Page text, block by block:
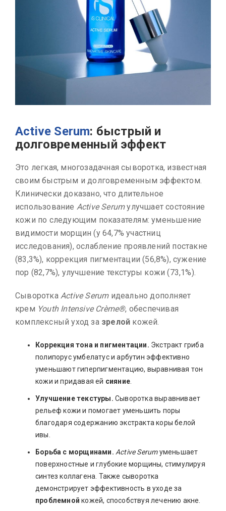
Active Serum: быстрый и
долговременный эффект
Это легкая, многозадачная сыворотка, известная
своим быстрым и долговременным эффектом.
Клинически доказано, что длительное
использование Active Serumулучшает состояние
кожи по следующим показателям: уменьшение
видимости морщин (у 64,7% участниц
исследования), ослабление проявлений постакне
(83,3%), коррекция пигментации (56,8%), сужение
пор (82,7%), улучшение текстуры кожи (73,1%).
Сыворотка Active Serumидеально дополняет
крем Youth Intensive Crème®, обеспечивая
комплексный уход за зрелой кожей.
Коррекция тона и пигментации. Экстракт гриба
полипорус умбелатус и арбутин эффективно
уменьшают гиперпигментацию, выравнивая тон
кожи и придавая ей сияние
Улучшение текстуры. Сыворотка выравнивает
рельеф кожи и помогает уменьшить поры
благодаря содержанию экстракта коры белой
ивы.
Борьба с морщинами. Active Serumуменьшает
поверхностные и глубокие морщины, стимулируя
синтез коллагена. Также сыворотка
демонстрирует эффективность в уходе за
проблемной кожей, способствуя лечению акне.